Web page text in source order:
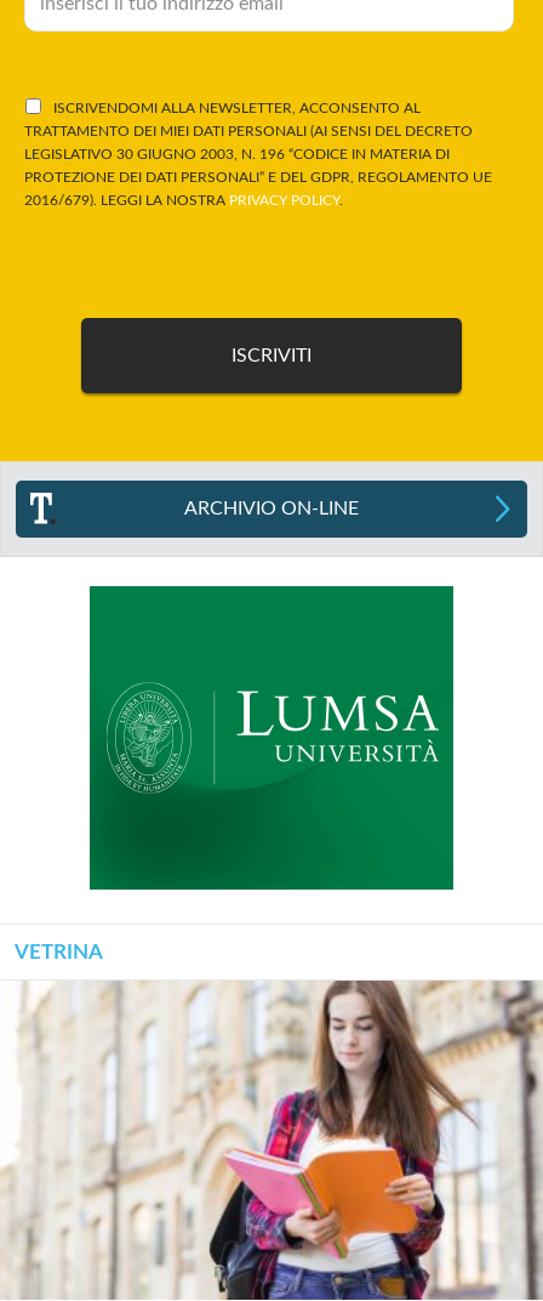
ISCRIVENDOMI ALLA NEWSLETTER, ACCONSENTO AL
TRATTAMENTO DEI MIEI DATI PERSONALI (AI SENSI DEL DECRETO
LEGISLATIVO 30 GIUGNO 2003, N. 196 “CODICE IN MATERIA DI
PROTEZIONE DEI DATI PERSONALI” E DEL GDPR, REGOLAMENTO UE
2016/679). LEGGI LA NOSTRA PRIVACY POLICY.
ARCHIVIO ON-LINE
VETRINA